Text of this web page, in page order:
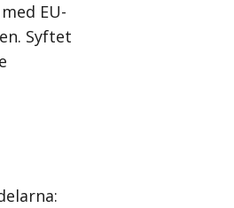
EU-
Syftet